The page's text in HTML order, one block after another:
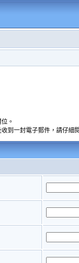
。
到一封電子郵件，請仔細